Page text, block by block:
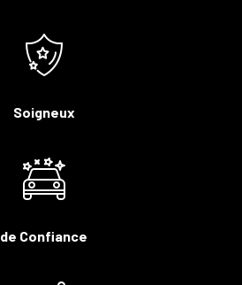
Soigneux
de Confiance